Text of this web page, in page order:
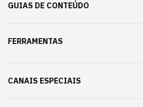
GUIAS DE CONTEÚDO
FERRAMENTAS
CANAIS ESPECIAIS